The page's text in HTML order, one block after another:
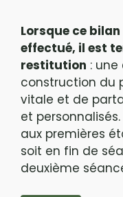
Lorsque ce
effectué, il est
restitution :
construction du
vitale et de
et
aux premières
soit en fin de
deuxième